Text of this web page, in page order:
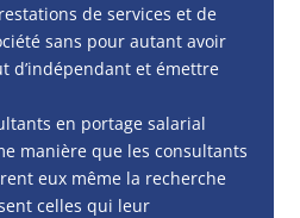
de services et de
sans pour autant avoir
d’indépendant et émettre
en portage salarial
manière que les consultants
eux même la recherche
celles qui leur